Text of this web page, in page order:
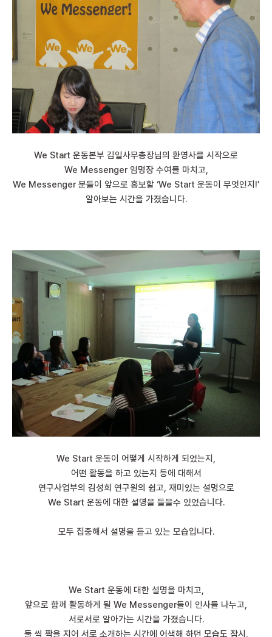
We Start 운동본부 김일사무총장님의 환영사를 시작으로
We Messenger 임명장 수여를 마치고,
We Messenger 분들이 앞으로 홍보할 ‘We Start 운동이 무엇인지!’
알아보는 시간을 가졌습니다.
We Start 운동이 어떻게 시작하게 되었는지,
어떤 활동을 하고 있는지 등에 대해서
연구사업부의 김성희 연구원의 쉽고, 재미있는 설명으로
We Start 운동에 대한 설명을 들을수 있었습니다.
모두 집중해서 설명을 듣고 있는 모습입니다.
We Start 운동에 대한 설명을 마치고,
앞으로 함께 활동하게 될 We Messenger들이 인사를 나누고,
서로서로 알아가는 시간을 가졌습니다.
둘 씩 짝을 지어 서로 소개하는 시간에 어색해 하던 모습도 잠시,